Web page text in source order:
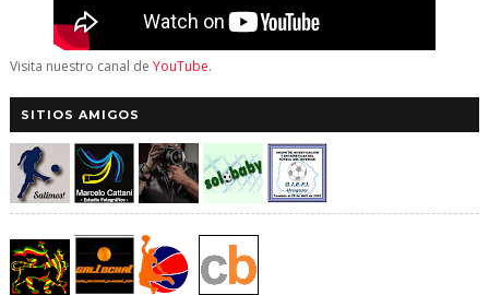
Visita nuestro canal de YouTube.
SITIOS AMIGOS